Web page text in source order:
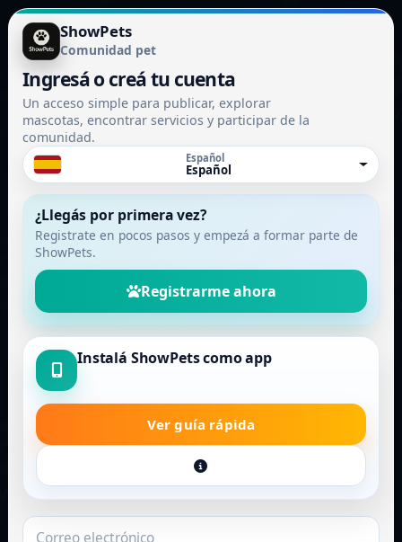
ShowPets
Comunidad pet
Ingresá o creá tu cuenta
Un acceso simple para publicar, explorar
mascotas, encontrar servicios y participar de la
comunidad.
Español
Español
¿Llegás por primera vez?
Registrate en pocos pasos y empezá a formar parte de
ShowPets.
Registrarme ahora
Instalá ShowPets como app
Ver guía rápida
Correo electrónico